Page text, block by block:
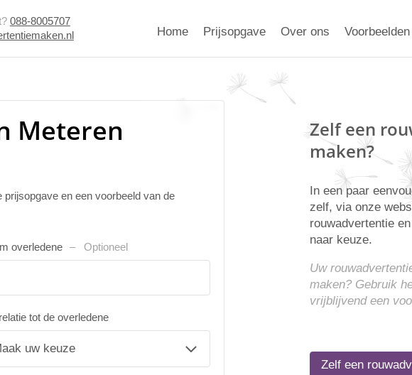
088-8005707
Home Prijsopgave Over ons Voorbeelden
Meteren
prijsopgave en een voorbeeld van de
overledene Optioneel
tot de overledene
Zelf een
maken?
In een paar
zelf, via onze
rouwadvertentie
naar keuze.
Uw
maken? Gebruik
vrijblijvend een
Zelf een